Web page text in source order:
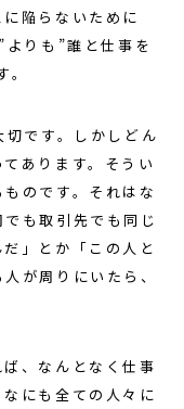
陥らないために
りも”誰と仕事を
です。しかしどん
あります。そうい
のです。それはな
も取引先でも同じ
」とか「この人と
が周りにいたら、
、なんとなく仕事
にも全ての人々に